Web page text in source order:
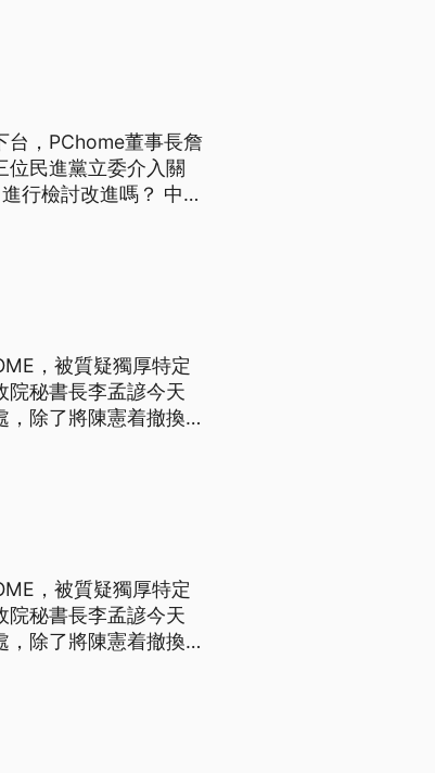
還公道、還清白。中
台，PChome董事長詹
位民進黨立委介入關
行檢討改進嗎？ 中華
續擴大。由於
，被質疑獨厚特定
院秘書長李孟諺今天
除了將陳憲着撤換，
介入。 中華郵政斥
，被質疑獨厚特定
院秘書長李孟諺今天
除了將陳憲着撤換，
介入。 中華郵政斥